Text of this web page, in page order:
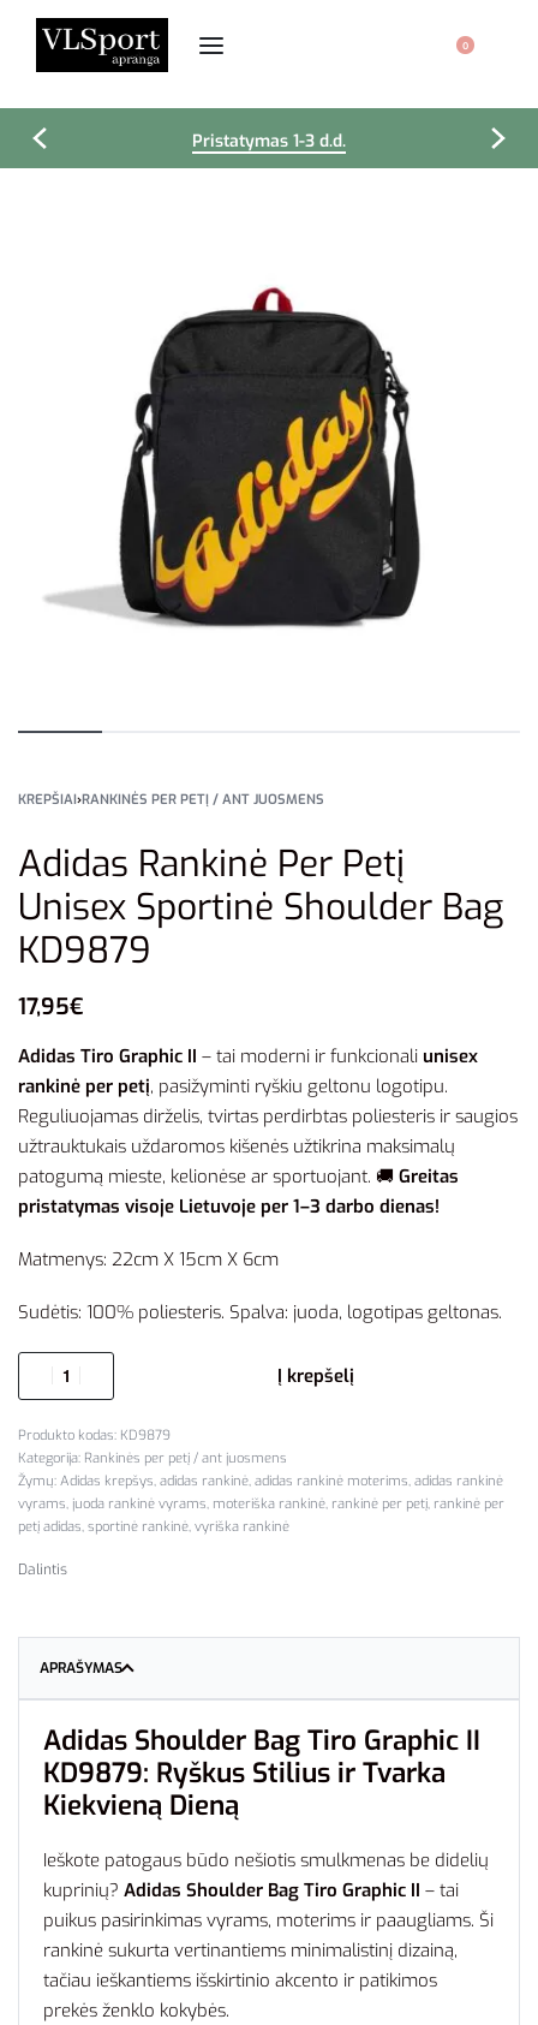
0
Pristatymas 1-3 d.d.
KREPŠIAI›RANKINĖS PER PETĮ / ANT JUOSMENS
Adidas Rankinė Per Petį
Unisex Sportinė Shoulder Bag
KD9879
17,95€
Adidas Tiro Graphic II – tai moderni ir funkcionali unisex
rankinė per petį, pasižyminti ryškiu geltonu logotipu.
Reguliuojamas dirželis, tvirtas perdirbtas poliesteris ir saugios
užtrauktukais uždaromos kišenės užtikrina maksimalų
patogumą mieste, kelionėse ar sportuojant. 🚚 Greitas
pristatymas visoje Lietuvoje per 1–3 darbo dienas!
Matmenys: 22cm X 15cm X 6cm
Sudėtis: 100% poliesteris. Spalva: juoda, logotipas geltonas.
Į krepšelį
KD9879
Kategorija: Rankinės per petį / ant juosmens
Žymų: Adidas krepšys, adidas rankinė, adidas rankinė moterims, adidas rankinė
vyrams, juoda rankinė vyrams, moteriška rankinė, rankinė per petį, rankinė per
petį adidas, sportinė rankinė, vyriška rankinė
Dalintis
APRAŠYMAS
Adidas Shoulder Bag Tiro Graphic II
KD9879: Ryškus Stilius ir Tvarka
Kiekvieną Dieną
Ieškote patogaus būdo nešiotis smulkmenas be didelių
kuprinių? Adidas Shoulder Bag Tiro Graphic II – tai
puikus pasirinkimas vyrams, moterims ir paaugliams. Ši
rankinė sukurta vertinantiems minimalistinį dizainą,
tačiau ieškantiems išskirtinio akcento ir patikimos
prekės ženklo kokybės.